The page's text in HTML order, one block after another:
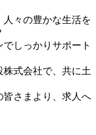
々の豊かな生活を
しっかりサポート
式会社で、共に土
皆さまより、求人へ